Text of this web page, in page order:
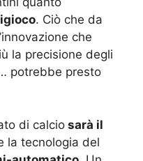
. Ciò che da
che
la precisione degli
potrebbe presto
di calciosarà il
la tecnologia del